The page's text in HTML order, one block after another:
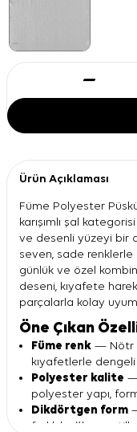
Ürün Açıklaması
Füme Polyester
karışımlı şal
ve desenli yüzeyi bir
seven, sade
günlük ve özel
deseni, kıyafete
parçalarla kolay
Öne Çıkan
Füme renk — Nötr
kıyafetlerle
Polyester kalite —
polyester yapı,
Dikdörtgen form
farklı bağlama